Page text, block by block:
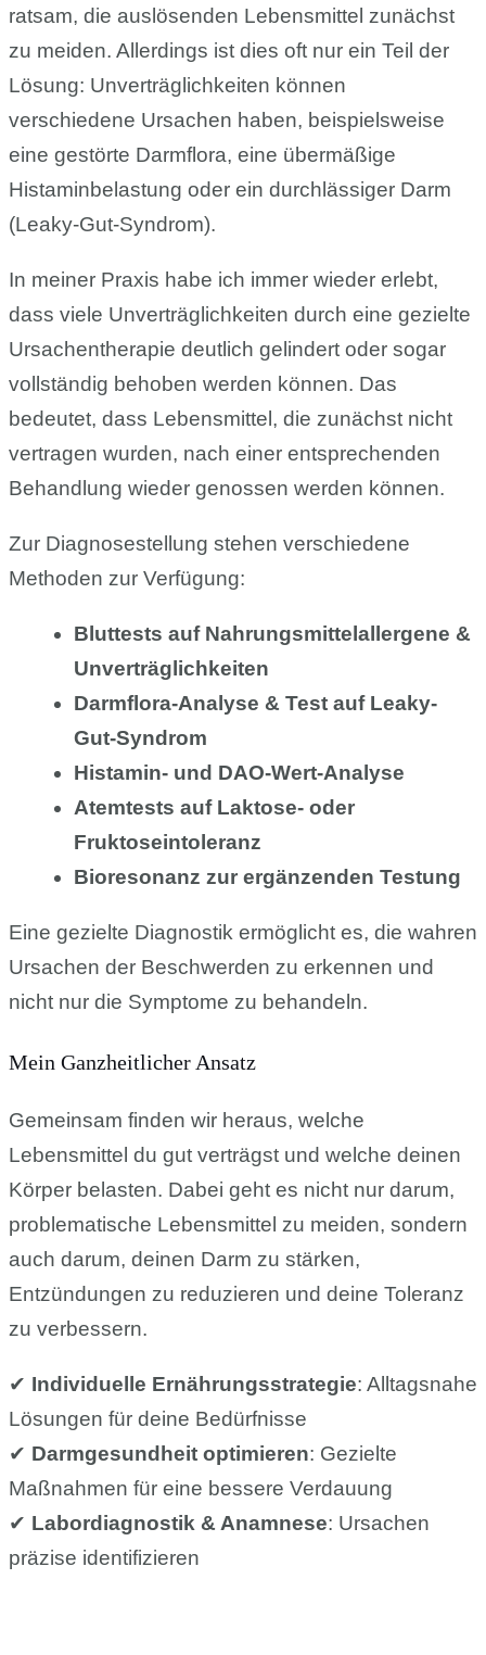
ratsam, die auslösenden Lebensmittel zunächst
zu meiden. Allerdings ist dies oft nur ein Teil der
Lösung: Unverträglichkeiten können
verschiedene Ursachen haben, beispielsweise
eine gestörte Darmflora, eine übermäßige
Histaminbelastung oder ein durchlässiger Darm
(Leaky-Gut-Syndrom).
In meiner Praxis habe ich immer wieder erlebt,
dass viele Unverträglichkeiten durch eine gezielte
Ursachentherapie deutlich gelindert oder sogar
vollständig behoben werden können. Das
bedeutet, dass Lebensmittel, die zunächst nicht
vertragen wurden, nach einer entsprechenden
Behandlung wieder genossen werden können.
Zur Diagnosestellung stehen verschiedene
Methoden zur Verfügung:
Bluttests auf Nahrungsmittelallergene &
Unverträglichkeiten
Darmflora-Analyse & Test auf Leaky-
Gut-Syndrom
Histamin- und DAO-Wert-Analyse
Atemtests auf Laktose- oder
Fruktoseintoleranz
Bioresonanz zur ergänzenden Testung
Eine gezielte Diagnostik ermöglicht es, die wahren
Ursachen der Beschwerden zu erkennen und
nicht nur die Symptome zu behandeln.
Mein Ganzheitlicher Ansatz
Gemeinsam finden wir heraus, welche
Lebensmittel du gut verträgst und welche deinen
Körper belasten. Dabei geht es nicht nur darum,
problematische Lebensmittel zu meiden, sondern
auch darum, deinen Darm zu stärken,
Entzündungen zu reduzieren und deine Toleranz
zu verbessern.
✔ Individuelle Ernährungsstrategie: Alltagsnahe
Lösungen für deine Bedürfnisse
✔ Darmgesundheit optimieren: Gezielte
Maßnahmen für eine bessere Verdauung
✔ Labordiagnostik & Anamnese: Ursachen
präzise identifizieren